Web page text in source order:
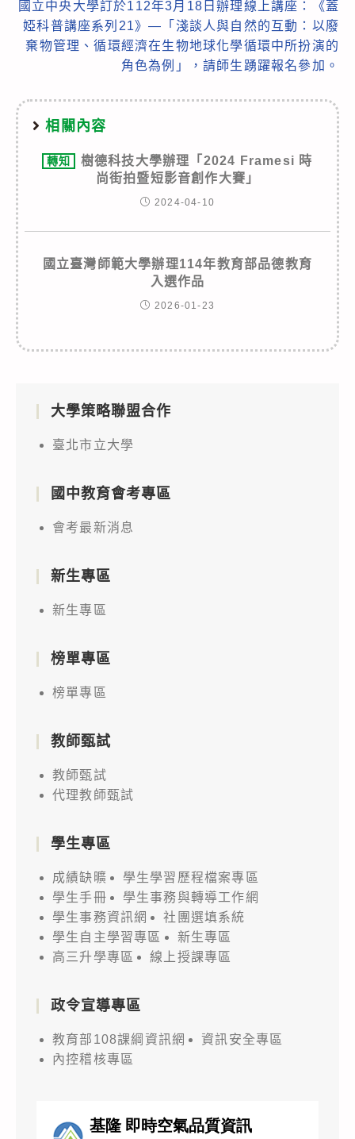
國立中央大學訂於112年3月18日辦理線上講座：《蓋
婭科普講座系列21》—「淺談人與自然的互動：以廢
棄物管理、循環經濟在生物地球化學循環中所扮演的
角色為例」，請師生踴躍報名參加。
相關內容
轉知
樹德科技大學辦理「2024 Framesi 時
尚街拍暨短影音創作大賽」
2024-04-10
國立臺灣師範大學辦理114年教育部品德教育
入選作品
2026-01-23
大學策略聯盟合作
臺北市立大學
國中教育會考專區
會考最新消息
新生專區
新生專區
榜單專區
榜單專區
教師甄試
教師甄試
代理教師甄試
學生專區
成績缺曠
學生學習歷程檔案專區
學生手冊
學生事務與轉導工作網
學生事務資訊網
社團選填系統
學生自主學習專區
新生專區
高三升學專區
線上授課專區
政令宣導專區
教育部108課綱資訊網
資訊安全專區
內控稽核專區